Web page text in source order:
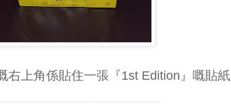
右上角係貼住一張『1st Edition』嘅貼紙